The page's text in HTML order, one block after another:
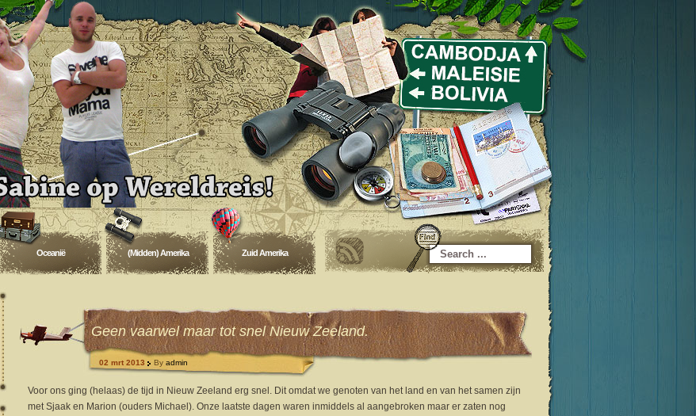
Oceanië (Midden) Amerika Zuid Amerika
Geen vaarwel maar tot snel Nieuw Zeeland.
02 mrt 2013 By admin
Voor ons ging (helaas) de tijd in Nieuw Zeeland erg snel. Dit omdat we genoten van het land en van het samen zijn
met Sjaak en Marion (ouders Michael). Onze laatste dagen waren inmiddels al aangebroken maar er zaten nog